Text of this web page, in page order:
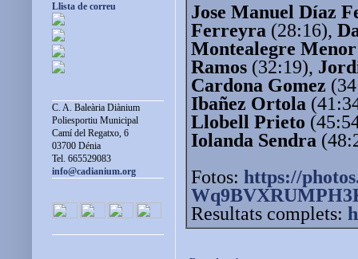
Jose Manuel Díaz
Ferreyra (28:16),
Montealegre Menor
Ramos (32:19),
Cardona Gomez
Ibañez Ortola
Llobell Prieto
Iolanda Sendra
Fotos: https://
Resultats complets:
Llista de correu
C. A. Baleària Diànium
Poliesportiu Municipal
Camí del Regatxo, 6
03700 Dénia
Tel. 665529083
info@cadianium.org